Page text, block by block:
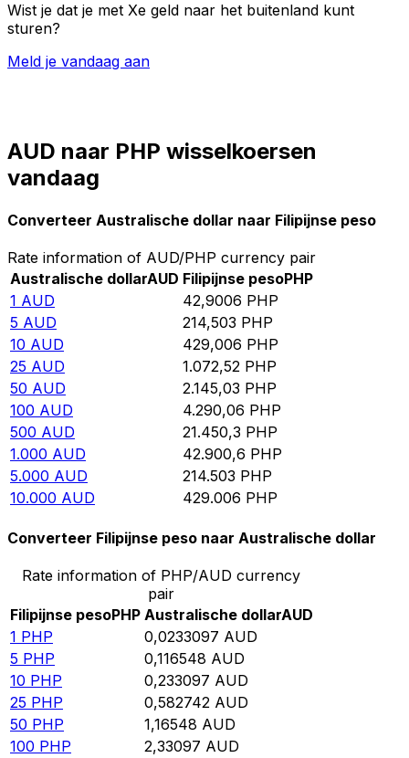
Wist je dat je met Xe geld naar het buitenland kunt
sturen?
Meld je vandaag aan
AUD naar PHP wisselkoersen
vandaag
Converteer Australische dollar naar Filipijnse peso
Rate information of AUD/PHP currency pair
Australische dollarAUD Filipijnse pesoPHP
1 AUD 42,9006 PHP
5 AUD 214,503 PHP
10 AUD 429,006 PHP
25 AUD 1.072,52 PHP
50 AUD 2.145,03 PHP
100 AUD 4.290,06 PHP
500 AUD 21.450,3 PHP
1.000 AUD 42.900,6 PHP
5.000 AUD 214.503 PHP
10.000 AUD 429.006 PHP
Converteer Filipijnse peso naar Australische dollar
Rate information of PHP/AUD currency
pair
Filipijnse pesoPHP Australische dollarAUD
1 PHP 0,0233097 AUD
5 PHP 0,116548 AUD
10 PHP 0,233097 AUD
25 PHP 0,582742 AUD
50 PHP 1,16548 AUD
100 PHP 2,33097 AUD